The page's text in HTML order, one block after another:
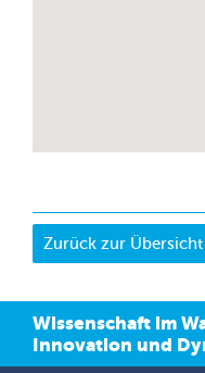
Wissenschaft im
Innovation und